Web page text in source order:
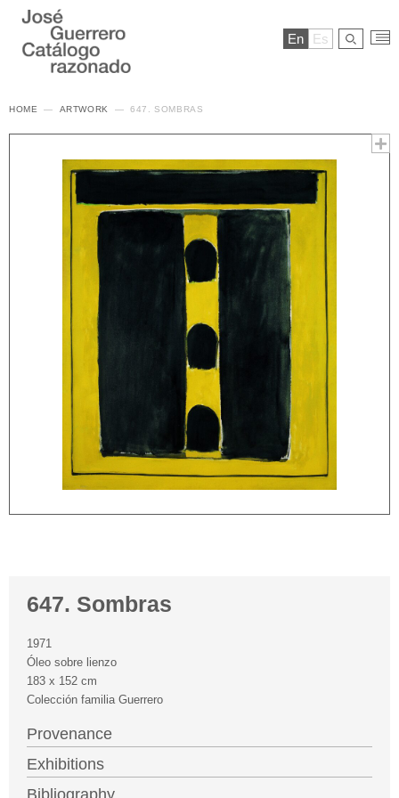
En Es
HOME ARTWORK 647. SOMBRAS
647. Sombras
1971
Óleo sobre lienzo
183 x 152 cm
Colección familia Guerrero
Provenance
Exhibitions